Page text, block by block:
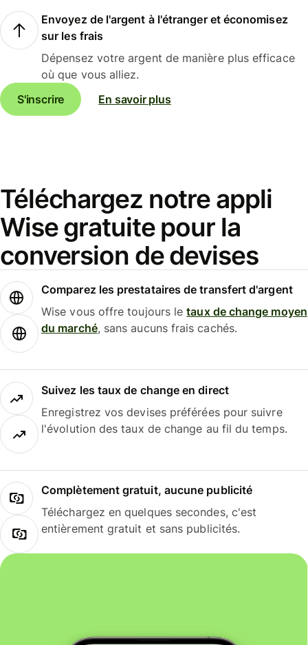
Envoyez de l'argent à l'étranger et économisez
sur les frais
Dépensez votre argent de manière plus efficace
où que vous alliez.
S'inscrire
En savoir plus
Téléchargez notre appli
Wise gratuite pour la
conversion de devises
Comparez les prestataires de transfert d'argent
Wise vous offre toujours letaux de change moyen
du marché, sans aucuns frais cachés.
Suivez les taux de change en direct
Enregistrez vos devises préférées pour suivre
l'évolution des taux de change au fil du temps.
Complètement gratuit, aucune publicité
Téléchargez en quelques secondes, c'est
entièrement gratuit et sans publicités.